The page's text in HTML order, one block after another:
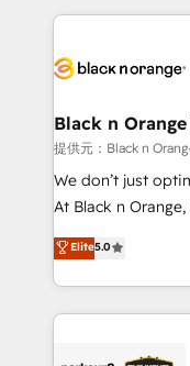
embark on a
business up for
business. If not
pourquoi, nos
référencement,
projet HubSpot avec
migration et
Développement
métiers ⚙️ Configuration de la plateforme HubSpot
Book Process &
Formations des
Black n
提供元：Black n
We don’t just
At Black n
Marketing with
BOOMS and
combination that
businesses worldwide. As Elite HubSpot
Elite5.0